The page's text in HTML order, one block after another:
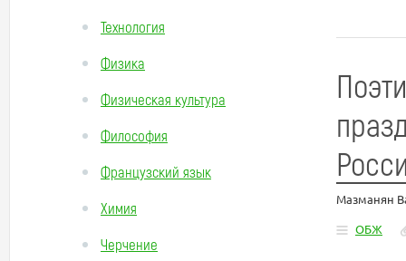
Технология
Физика
Физическая культура
Философия
Французский язык
Химия
Черчение
Мазманян
ОБЖ